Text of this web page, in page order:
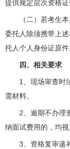
提供规定层次资格证
（二）若考生本
委托人除须携带上
托人个人身份证原件
四、相关要求
1、现场审查时须
需材料。
2、逾期不办理资
纳面试费用的，均视
3、资格复审递补